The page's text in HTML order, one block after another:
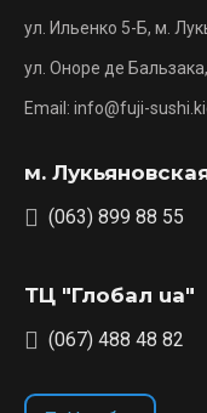
ул. Ильенко 5-Б, м.
ул. Оноре де
Email: info@fuji-
м.
(063) 899 88 55
ТЦ "Глобал ua"
(067) 488 48 82